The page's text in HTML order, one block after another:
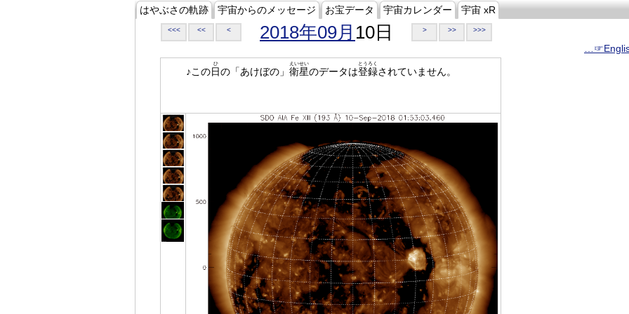
はやぶさの軌跡 宇宙からのメッセージ お宝データ 宇宙カレンダー 宇宙 xR
<<< << < 2018年09月 10日 > >> >>>
♪この日
ひ
の「あけぼの」 衛星
えいせい
のデータは登録
とうろく
されていません。